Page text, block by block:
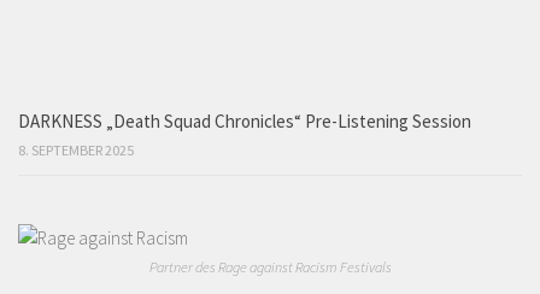
DARKNESS „Death Squad Chronicles“ Pre-Listening Session
8. SEPTEMBER 2025
Partner des Rage against Racism Festivals